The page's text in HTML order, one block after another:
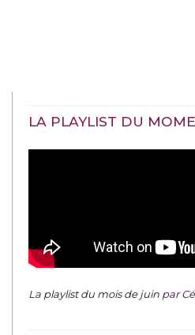
LA PLAYLIST DU
La playlist du mois de juin par